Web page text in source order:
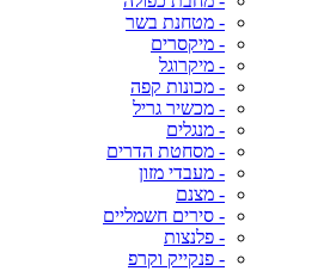
- מטחנת בשר
- מיקסרים
- מיקרוגל
- מכונות קפה
- מכשיר גריל
- מנגלים
- מסחטת הדרים
- מעבדי מזון
- מצנם
- סירים חשמליים
- פלנצות
- פנקייק וקרפ